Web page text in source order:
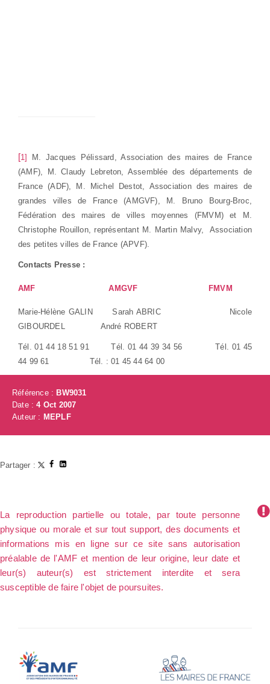
[1] M. Jacques Pélissard,Association des maires de France
(AMF), M. Claudy Lebreton, Assemblée des départements de
France (ADF), M. Michel Destot, Association des maires de
grandes villes de France (AMGVF), M. Bruno Bourg-Broc,
Fédération des maires de villes moyennes (FMVM) et M.
Christophe Rouillon, représentant M. Martin Malvy,
Association
des petites villes de France (APVF).
Contacts Presse :
AMF AMGVF FMVM
Marie-Hélène GALIN Sarah ABRIC
Nicole
GIBOURDEL
André ROBERT
Tél. 01 44 18 51 91 Tél. 01 44 39 34 56
Tél. 01 45
44 99 61
Tél. : 01 45 44 64 00
Référence :BW9031
Date :4 Oct 2007
Auteur : MEPLF
Partager :
La reproduction partielle ou totale, par toute personne
physique ou morale et sur tout support, des documents et
informations mis en ligne sur ce site sans autorisation
préalable de l'AMF et mention de leur origine, leur date et
leur(s) auteur(s) est strictement interdite et sera
susceptible de faire l'objet de poursuites.